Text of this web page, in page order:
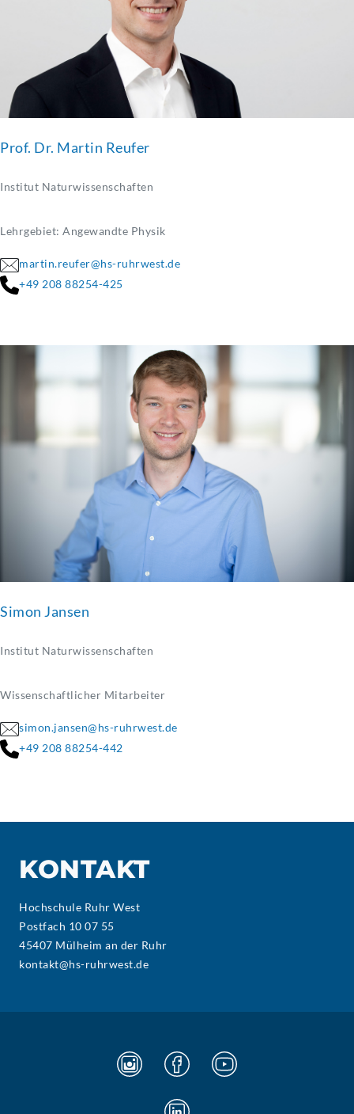
Prof. Dr. Martin Reufer
Institut Naturwissenschaften
Lehrgebiet: Angewandte Physik
martin.reufer@hs-ruhrwest.de
+49 208 88254-425
Simon Jansen
Institut Naturwissenschaften
Wissenschaftlicher Mitarbeiter
simon.jansen@hs-ruhrwest.de
+49 208 88254-442
KONTAKT
Hochschule Ruhr West
Postfach 10 07 55
45407 Mülheim an der Ruhr
kontakt@hs-ruhrwest.de